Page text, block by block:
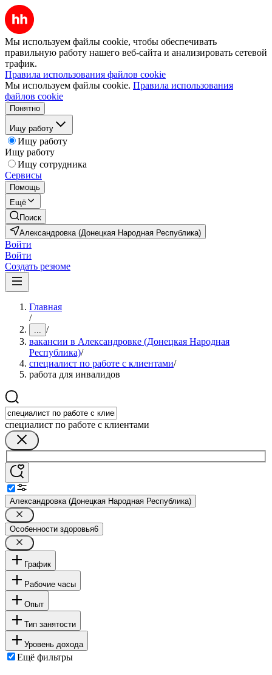
Мы используем файлы cookie, чтобы обеспечивать
правильную работу нашего веб-сайта и анализировать сетевой
трафик.
Правила использования файлов cookie
Мы используем файлы cookie. Правила использования
файлов cookie
Понятно
Ищу работу
Ищу работу
Ищу работу
Ищу сотрудника
Сервисы
Помощь
Ещё
Поиск
Александровка (Донецкая Народная Республика)
Войти
Войти
Создать резюме
Главная
/
... /
вакансии в Александровке (Донецкая Народная
Республика)/
специалист по работе с клиентами/
работа для инвалидов
специалист по работе с клиентами
Александровка (Донецкая Народная Республика)
Особенности здоровья6
График
Рабочие часы
Опыт
Тип занятости
Уровень дохода
Ещё фильтры